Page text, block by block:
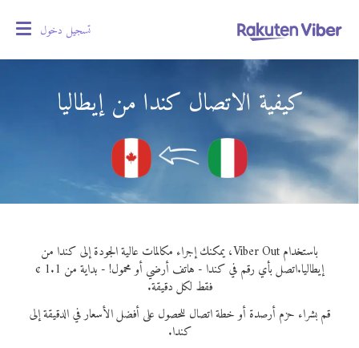
تسجيل دخول
كيفية الاتصال كندا من إيطاليا
باستخدام Viber Out، يمكنك إجراء مكالمات عالية الجودة إلى كندا من
إيطاليا.
اتصل بأي رقم في كندا - هاتف أرضي أو محمول! - بداية من 1.1 ¢
فقط لكل دقيقة.
قم بشراء حزم أرصدة أو خطة اتصال للحصول على أفضل الأسعار في الدقيقة إلى
كندا.